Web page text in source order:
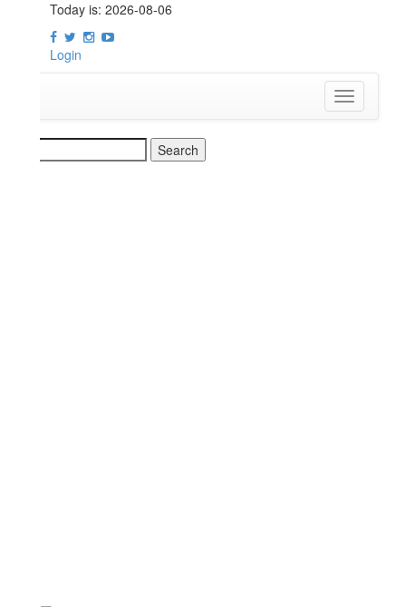
Today is:2026-08-06
Toggle
navigation